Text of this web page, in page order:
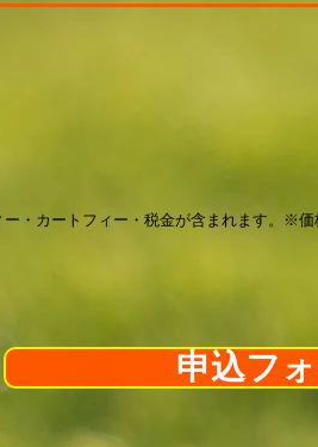
・カートフィー・税金が含まれます。※価
申込フ